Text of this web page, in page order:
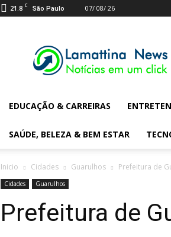
21.8 C São Paulo 07/ 08/ 26
Digital
News
EDUCAÇÃO & CARREIRAS
SAÚDE, BELEZA & BEM ESTAR
Inicio Cidades Guarulhos Prefeitura de
Cidades Guarulhos
Prefeitura de